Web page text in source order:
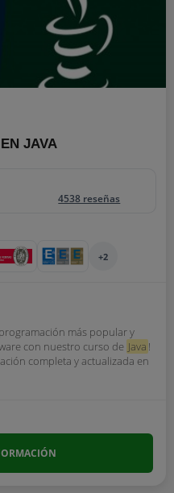
JAVA
4538 reseñas
+2
más popular y
con nuestro curso de Java !
completa y actualizada en